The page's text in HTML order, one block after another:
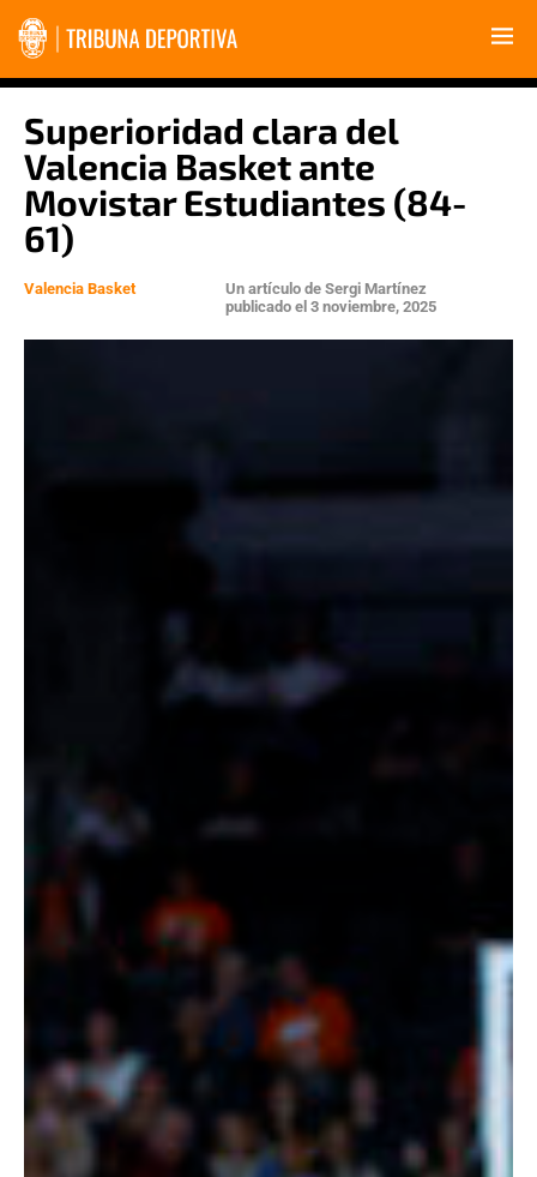
Superioridad clara del
Valencia Basket ante
Movistar Estudiantes (84-
61)
Valencia Basket Un artículo de Sergi Martínez
publicado el 3 noviembre, 2025